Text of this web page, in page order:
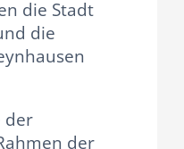
die Stadt
die
der
der